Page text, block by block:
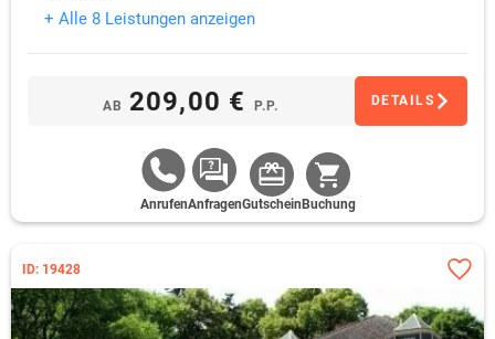
1 x Nutzen Sie nach Lust und Laune im Rahmen der
1 x Genießen Sie am Abend ein 3-Gänge-Menü
+ Alle 8 Leistungen anzeigen
AB 209,00 € P.P. DETAILS
AnrufenAnfragenGutschein Buchung
ID: 19428